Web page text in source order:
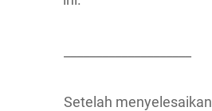
Setelah menyelesaikan